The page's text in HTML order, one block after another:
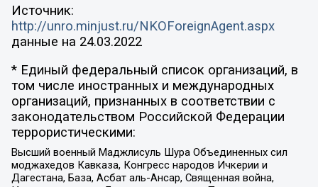
Источник:
http://unro.minjust.ru/NKOForeignAgent.aspx
данные на 24.03.2022
* Единый федеральный список организаций, в
том числе иностранных и международных
организаций, признанных в соответствии с
законодательством Российской Федерации
террористическими:
Высший военный Маджлисуль Шура Объединенных сил
моджахедов Кавказа, Конгресс народов Ичкерии и
Дагестана, База, Асбат аль-Ансар, Священная война,